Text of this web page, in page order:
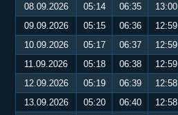
08.09.2026
05:14 06:35 13:00
09.09.2026
05:15 06:36 12:59
10.09.2026
05:17 06:37 12:59
11.09.2026
05:18 06:38 12:59
12.09.2026
05:19 06:39 12:58
13.09.2026
05:20 06:40 12:58